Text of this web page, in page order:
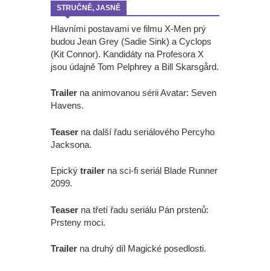
STRUČNĚ, JASNĚ
Hlavními postavami ve filmu X-Men prý
budou Jean Grey (Sadie Sink) a Cyclops
(Kit Connor). Kandidáty na Profesora X
jsou údajně Tom Pelphrey a Bill Skarsgård.
Trailer na animovanou sérii Avatar: Seven
Havens.
Teaser na další řadu seriálového Percyho
Jacksona.
Epický trailer na sci-fi seriál Blade Runner
2099.
Teaser na třetí řadu seriálu Pán prstenů:
Prsteny moci.
Trailer na druhý díl Magické posedlosti.